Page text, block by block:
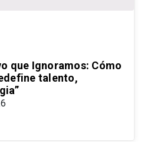
que Ignoramos: Cómo
talento,